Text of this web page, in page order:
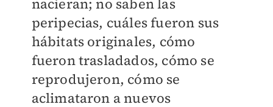
nacieran; no saben las
peripecias, cuáles fueron sus
hábitats originales, cómo
fueron trasladados, cómo se
reprodujeron, cómo se
aclimataron a nuevos